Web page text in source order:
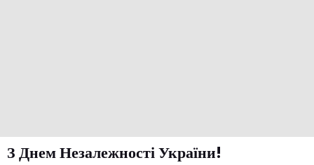
З Днем Незалежності України!